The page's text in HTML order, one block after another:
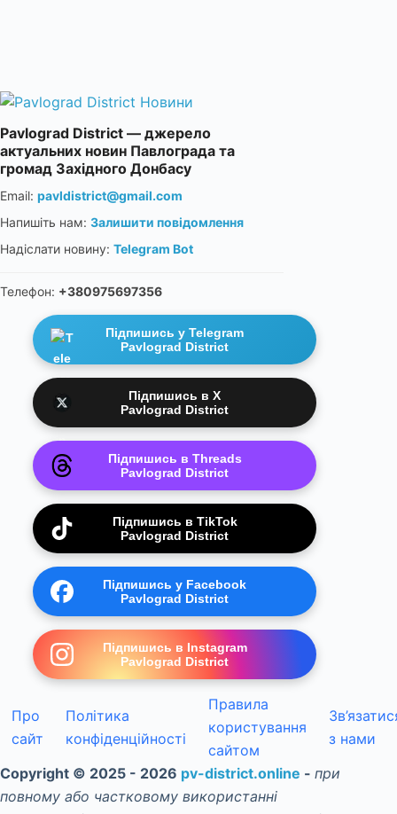
Pavlograd District — джерело
актуальних новин Павлограда та
громад Західного Донбасу
Email: pavldistrict@gmail.com
Напишіть нам: Залишити повідомлення
Надіслати новину: Telegram Bot
Телефон: +380975697356
Підпишись у Telegram
Pavlograd District
Підпишись в X
Pavlograd District
Підпишись в Threads
Pavlograd District
Підпишись в TikTok
Pavlograd District
Підпишись у Facebook
Pavlograd District
Підпишись в Instagram
Pavlograd District
Про
сайт
Політика
конфіденційності
Правила
користування
сайтом
з нами
Copyright © 2025 - 2026 pv-district.online - при
повному або частковому використанні